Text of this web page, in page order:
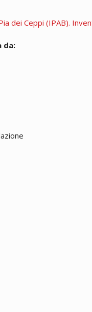
dei Ceppi (IPAB).
da: